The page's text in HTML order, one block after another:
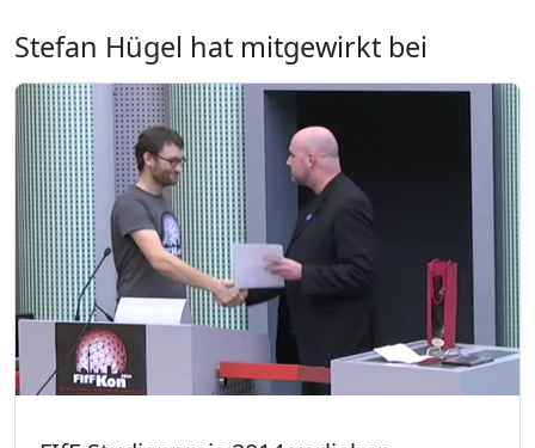
Stefan Hügel hat mitgewirkt bei